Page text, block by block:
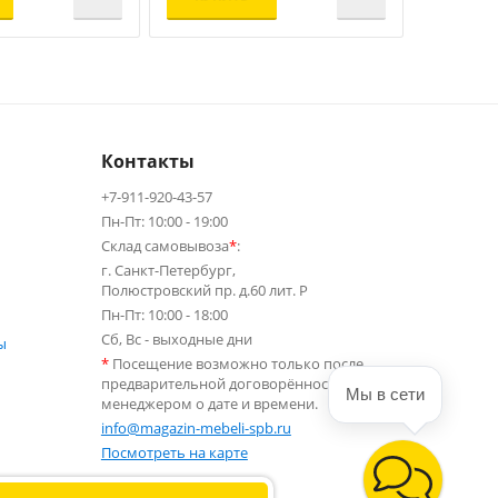
Контакты
+7-911-920-43-57
Пн-Пт: 10:00 - 19:00
Склад самовывоза*:
г. Санкт-Петербург,
Полюстровский пр. д.60 лит. Р
Пн-Пт: 10:00 - 18:00
Сб, Вс - выходные дни
*Посещение возможно только после
предварительной договорённости с
менеджером о дате и времени.
info@magazin-mebeli-spb.ru
Посмотреть на карте
Мы в сети